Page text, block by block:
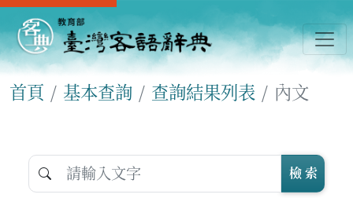
首頁 基本查詢 查詢結果列表 內文
檢 索